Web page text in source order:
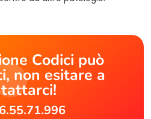
Codici può
non esitare a